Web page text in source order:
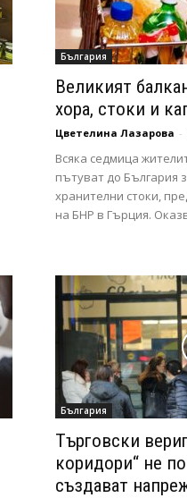
България
Великият
хора, стоки и
Цветелина Лазарова -
Всяка седмица
пътуват до България
хранителни стоки,
на БНР в Гърция.
България
Търговски
коридори“ не
създават